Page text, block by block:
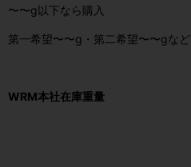
〜〜g以下なら購入
第一希望〜〜g・第二希望〜〜gなど
WRM本社在庫重量